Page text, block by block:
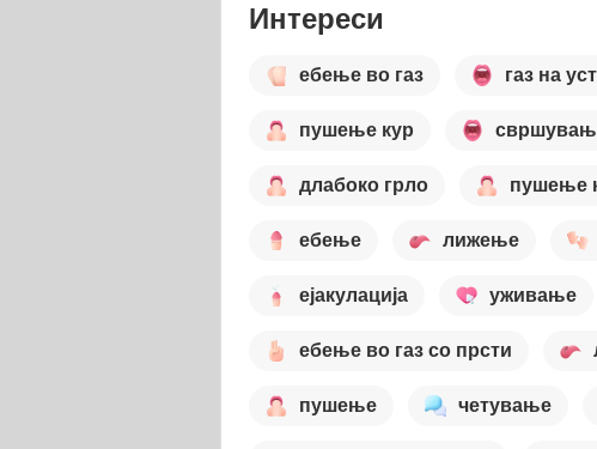
Интереси
ебење во газ газ на
пушење кур
длабоко грло пушење
ебење лижење
ејакулација уживање
ебење во газ со прсти
пушење четување